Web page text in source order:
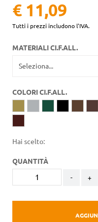
€ 11,09
Tutti i prezzi includono l'IVA.
MATERIALI CI.F.ALL.
COLORI CI.F.ALL.
Hai scelto:
QUANTITÀ
- +